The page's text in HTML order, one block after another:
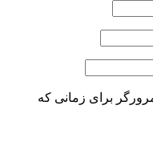
برای زمانی که